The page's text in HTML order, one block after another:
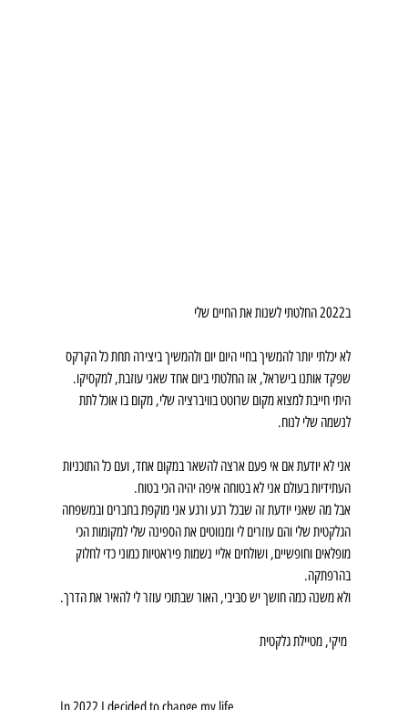
ב2022 החלטתי לשנות את החיים שלי
לא יכלתי יותר להמשיך בחיי היום יום ולהמשיך ביצירה תחת כל הקרקס
שפקד אותנו בישראל, אז החלטתי ביום אחד שאני עוזבת, למקסיקו.
היתי חייבת למצוא מקום שרוטט בוויברציה שלי, מקום בו אוכל לתת
לנשמה שלי לנוח.
אני לא יודעת אם אי פעם ארצה להשאר במקום אחד, ועם כל התוכניות
העתידיות בעולם אני לא בטוחה איפה יהיה הכי בטוח.
אבל מה שאני יודעת זה שבכל רגע ורגע אני מוקפת בחברים ובמשפחה
הגלקטית שלי והם עוזרים לי ומנווטים את הספינה שלי למקומות הכי
מופלאים וחופשיים, ושולחים אליי נשמות פיראטיות כמוני כדי לחלוק
בהרפתקה.
ולא משנה כמה חושך יש סביבי, האור שבתוכי עוזר לי להאיר את הדרך.
מיקי, מטיילת גלקטית